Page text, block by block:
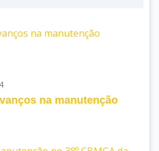
na manutenção